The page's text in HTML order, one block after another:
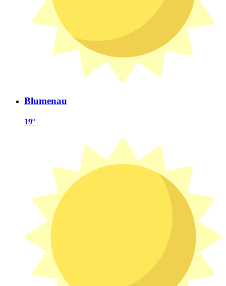
Blumenau
19º